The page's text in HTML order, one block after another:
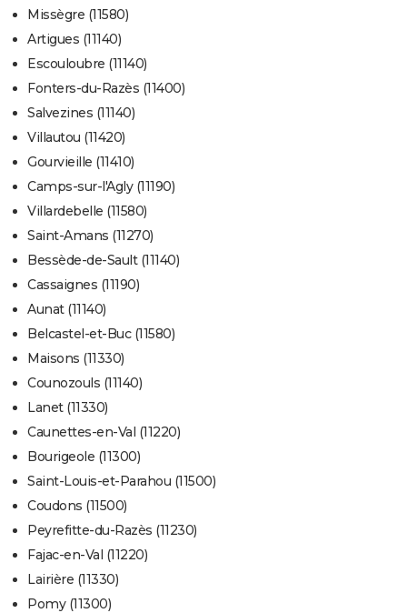
Missègre (11580)
Artigues (11140)
Escouloubre (11140)
Fonters-du-Razès (11400)
Salvezines (11140)
Villautou (11420)
Gourvieille (11410)
Camps-sur-l'Agly (11190)
Villardebelle (11580)
Saint-Amans (11270)
Bessède-de-Sault (11140)
Cassaignes (11190)
Aunat (11140)
Belcastel-et-Buc (11580)
Maisons (11330)
Counozouls (11140)
Lanet (11330)
Caunettes-en-Val (11220)
Bourigeole (11300)
Saint-Louis-et-Parahou (11500)
Coudons (11500)
Peyrefitte-du-Razès (11230)
Fajac-en-Val (11220)
Lairière (11330)
Pomy (11300)